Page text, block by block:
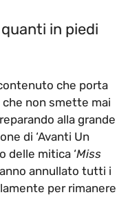
in piedi
che porta
che non smette mai
alla grande
di ‘Avanti Un
delle mitica ‘Miss
annullato tutti i
per rimanere